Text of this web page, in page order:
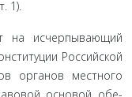
1).
на исчерпывающий
Россий­ской
органов местного